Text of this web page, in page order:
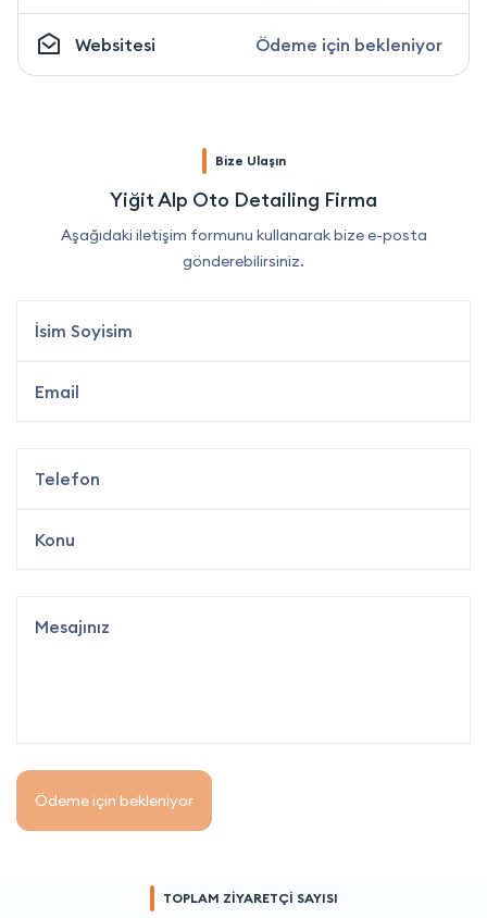
Websitesi Ödeme için bekleniyor
Bize Ulaşın
Yiğit Alp Oto Detailing Firma
Aşağıdaki iletişim formunu kullanarak bize e-posta
gönderebilirsiniz.
Ödeme için bekleniyor
TOPLAM ZİYARETÇİ SAYISI